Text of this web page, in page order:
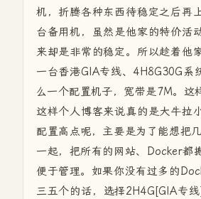
机，折腾各种东西待稳定之后再
台备用机，虽然是他家的特价活
来却是非常的稳定。所以趁着他
一台香港GIA专线、4H8G30G系
么一个配置机子，宽带是7M。这
这样个人博客来说真的是大牛拉
配置高点呢，主要是为了能想把
一起，把所有的网站、Docker都
便于管理。如果你没有过多的
三五个的话，选择2H4G[GIA专